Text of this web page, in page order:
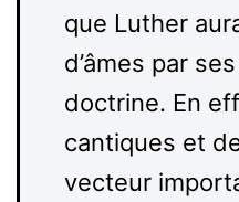
que Luther
d’âmes par
doctrine. En
cantiques et
vecteur